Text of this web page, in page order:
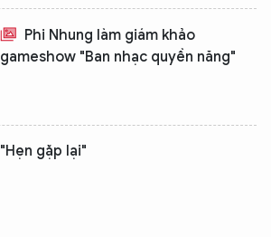
Phi Nhung làm giám khảo
gameshow "Ban nhạc quyền năng"
"Hẹn gặp lại"